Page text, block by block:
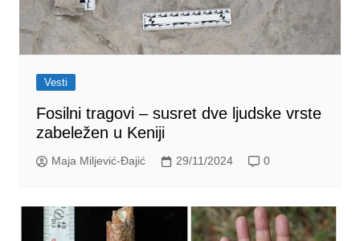
Vesti
Fosilni tragovi – susret dve ljudske vrste
zabeležen u Keniji
Maja Miljević-Đajić 29/11/2024 0